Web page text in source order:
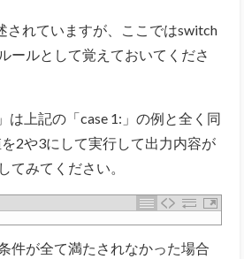
されていますが、ここではswitch
ールとして覚えておいてくださ
は上記の「case 1:」の例と全く同
2や3にして実行して出力内容が
てみてください。
件が全て満たされなかった場合